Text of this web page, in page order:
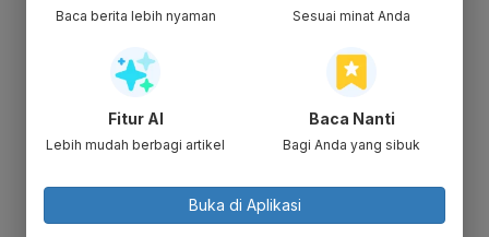
Baca berita lebih nyaman Sesuai minat Anda
Fitur AI
Lebih mudah berbagi artikel
Baca Nanti
Bagi Anda yang sibuk
Buka di Aplikasi